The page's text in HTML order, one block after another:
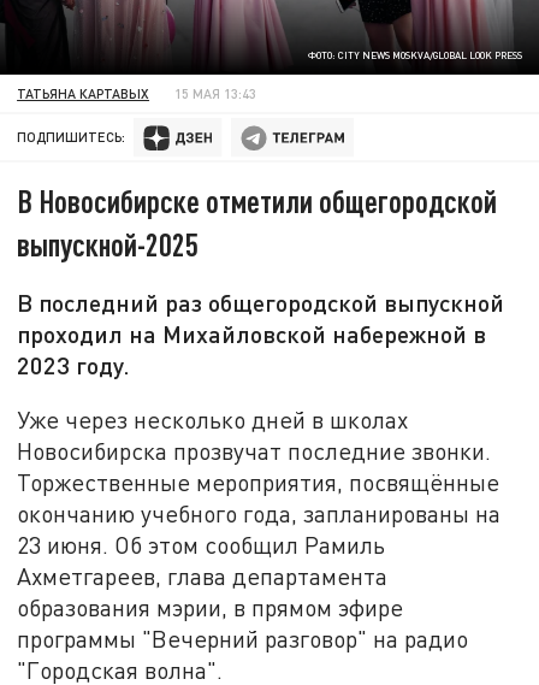
ФОТО: CITY NEWS MOSKVA/GLOBAL LOOK PRESS
ТАТЬЯНА КАРТАВЫХ 15 МАЯ 13:43
ПОДПИШИТЕСЬ:
В Новосибирске отметили общегородской
выпускной-2025
В последний раз общегородской выпускной
проходил на Михайловской набережной в
2023 году.
Уже через несколько дней в школах
Новосибирска прозвучат последние звонки.
Торжественные мероприятия, посвящённые
окончанию учебного года, запланированы на
23 июня. Об этом сообщил Рамиль
Ахметгареев, глава департамента
образования мэрии, в прямом эфире
программы "Вечерний разговор" на радио
"Городская волна".